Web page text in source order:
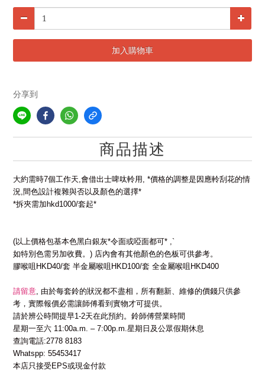
加入購物車
分享到
商品描述
大約需時7個工作天,會借出士啤呔軨用 , *價格的調整是因應軨刮花的情
況,間色設計複雜與否以及顏色的選擇*
*拆夾需加 hkd1000/套起*
(以上價格包基本色黑白銀灰*令面或啞面都可* ,`
如特別色需另加收費。 ) 店內會有其他顏色的色板可供參考。
膠喉咀 HKD40/套 半金屬喉咀 HKD100/套 全金屬喉咀 HKD400
請留意, 由於每套鈴的狀況都不盡相，所有翻新、維修的價錢只供參
考，實際報價必需讓師傅看到實物才可提供。
請於辨公時間提早1-2天在此預約。鈴師傅營業時間
星期一至六 11:00a.m. – 7:00p.m.星期日及公眾假期休息
查詢電話:2778 8183
Whatspp: 55453417
本店只接受 EPS或現金付款